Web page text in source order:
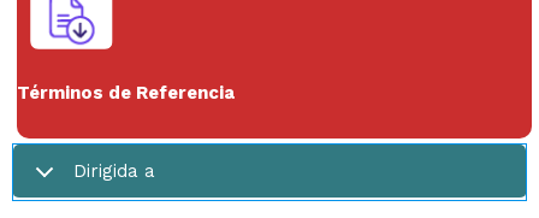
Términos de Referencia
Dirigida a